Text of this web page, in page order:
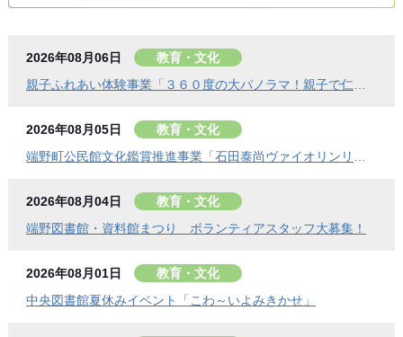
2026年08月06日
教育・文化
2026年08月05日
教育・文化
2026年08月04日
教育・文化
端野図書館・資料館まつり ボランティアスタッフ大募集！
2026年08月01日
教育・文化
中央図書館夏休みイベント「こわ～いよみきかせ」